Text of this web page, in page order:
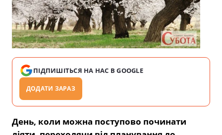
ПІДПИШІТЬСЯ НА НАС В GOOGLE
ДОДАТИ ЗАРАЗ
День, коли можна поступово починати